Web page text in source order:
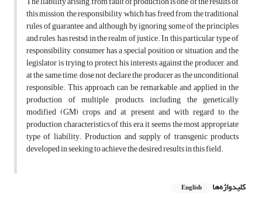
this mission, the responsibility which has freed from the traditional
rules of guarantee and, although by ignoring some of the principles
and rules, has restsd in the realm of justice. In this particular type of
responsibility, consumer has a special position or situation, and the
legislator is trying to protect his interests against the producer, and,
at the same time, dose not declare the producer as the unconditional
responsible. This approach can be remarkable and applied in the
production of multiple products, including the genetically
modified (GM) crops, and at present and with regard to the
production characteristics of this era, it seems the most appropriate
type of liability. Production and supply of transgenic products
developed in seeking to achieve the desired results in this field.
کلیدواژه‌ها English